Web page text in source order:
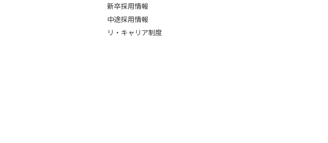
新卒採用情報
中途採用情報
リ・キャリア制度